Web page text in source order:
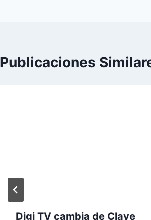
Publicaciones
Digi TV cambia de Clave